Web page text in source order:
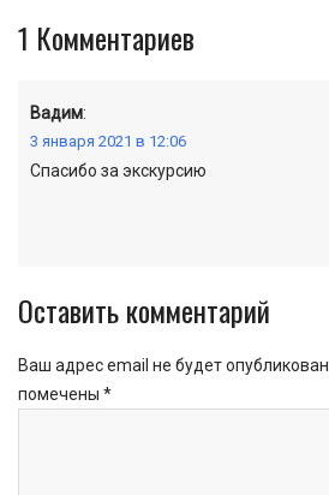
1 Комментариев
Вадим:
3 января 2021 в 12:06
Спасибо за экскурсию
Оставить комментарий
Ваш адрес email не будет опубликован.
помечены *